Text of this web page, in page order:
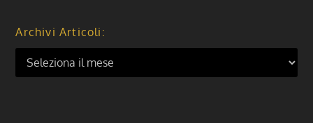
Archivi Articoli: